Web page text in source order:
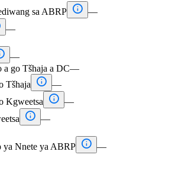
sa ABRP  —
—
—
a go Tšhaja a DC—
Tšhaja
 —
Kgweetsa
 —
 —
ya Nnete ya ABRP  —